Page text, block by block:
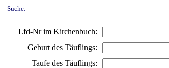
Suche:
Lfd-Nr im Kirchenbuch:
Geburt des Täuflings:
Taufe des Täuflings: